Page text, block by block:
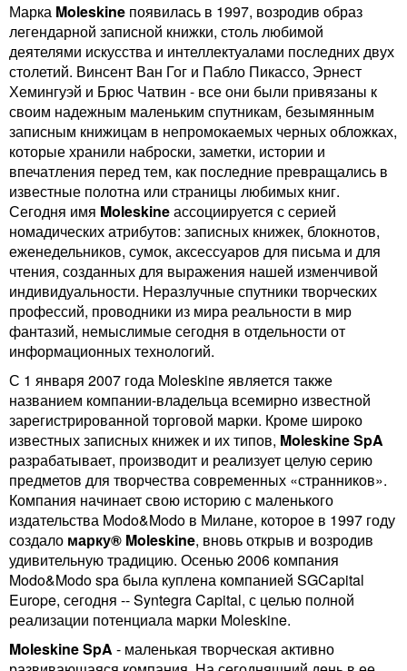
Марка Moleskine появилась в 1997, возродив образ
легендарной записной книжки, столь любимой
деятелями искусства и интеллектуалами последних двух
столетий. Винсент Ван Гог и Пабло Пикассо, Эрнест
Хемингуэй и Брюс Чатвин - все они были привязаны к
своим надежным маленьким спутникам, безымянным
записным книжицам в непромокаемых черных обложках,
которые хранили наброски, заметки, истории и
впечатления перед тем, как последние превращались в
известные полотна или страницы любимых книг.
Сегодня имя Moleskineассоциируется с серией
номадических атрибутов: записных книжек, блокнотов,
еженедельников, сумок, аксессуаров для письма и для
чтения, созданных для выражения нашей изменчивой
индивидуальности. Неразлучные спутники творческих
профессий, проводники из мира реальности в мир
фантазий, немыслимые сегодня в отдельности от
информационных технологий.
С 1 января 2007 года Moleskine является также
названием компании-владельца всемирно известной
зарегистрированной торговой марки. Кроме широко
известных записных книжек и их типов, Moleskine SpA
разрабатывает, производит и реализует целую серию
предметов для творчества современных «странников».
Компания начинает свою историю с маленького
издательства Modo&Modo в Милане, которое в 1997 году
создало марку® Moleskine, вновь открыв и возродив
удивительную традицию. Осенью 2006 компания
Modo&Modo spa была куплена компанией SGCapital
Europe, сегодня -- Syntegra Capital, с целью полной
реализации потенциала марки Moleskine.
Moleskine SpA - маленькая творческая активно